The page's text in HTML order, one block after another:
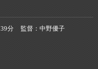
39分 監督
中野優子